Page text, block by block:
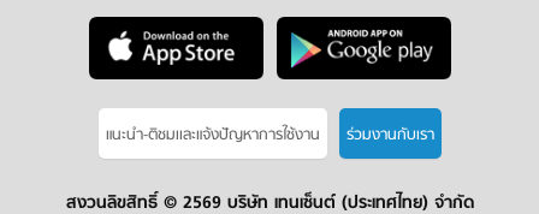
แนะนำ-ติชมเเละแจ้งปัญหาการใช้งาน ร่วมงานกับเรา
สงวนลิขสิทธิ์ © 2569 บริษัท เทนเซ็นต์ (ประเทศไทย) จำกัด